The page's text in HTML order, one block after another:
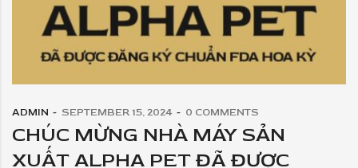
ADMIN SEPTEMBER 15, 2024 0 COMMENTS
CHÚC MỪNG NHÀ MÁY SẢN
XUẤT ALPHA PET ĐÃ ĐƯỢC